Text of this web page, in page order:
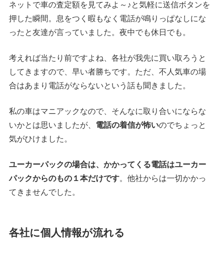
ネットで車の査定額を見てみよ～♪と気軽に送信ボタンを
押した瞬間。息をつく暇もなく電話が鳴りっぱなしにな
ったと友達が言っていました。夜中でも休日でも。
考えれば当たり前ですよね、各社が我先に買い取ろうと
してきますので、早い者勝ちです。ただ、不人気車の場
合はあまり電話がならないという話も聞きました。
私の車はマニアックなので、そんなに取り合いにならな
いかとは思いましたが、 電話の着信が怖いのでちょっと
気がひけました。
ユーカーパックの場合は、かかってくる電話はユーカー
パックからのもの１本だけです。他社からは一切かかっ
てきませんでした。
各社に個人情報が流れる